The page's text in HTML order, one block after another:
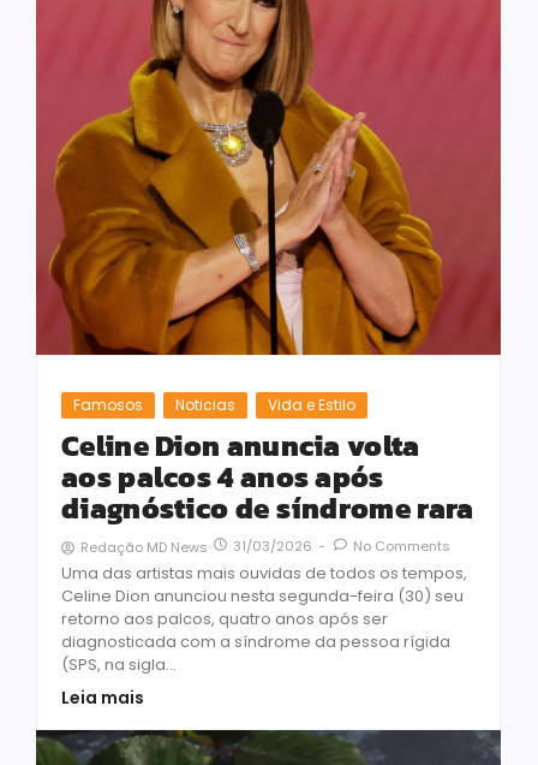
Famosos Noticias Vida e Estilo
Celine Dion anuncia volta
aos palcos 4 anos após
diagnóstico de síndrome rara
Redação MD News 31/03/2026 - No Comments
Uma das artistas mais ouvidas de todos os tempos,
Celine Dion anunciou nesta segunda-feira (30) seu
retorno aos palcos, quatro anos após ser
diagnosticada com a síndrome da pessoa rígida
(SPS, na sigla...
Leia mais